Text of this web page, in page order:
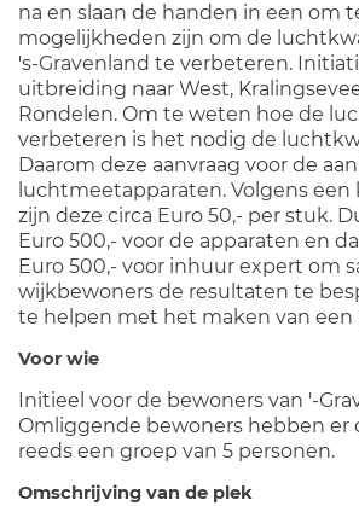
na en slaan de handen in een om
mogelijkheden zijn om de
's-Gravenland te verbeteren.
uitbreiding naar West,
Rondelen. Om te weten hoe de
verbeteren is het nodig de
Daarom deze aanvraag voor de
luchtmeetapparaten. Volgens een
zijn deze circa Euro 50,- per stuk.
Euro 500,- voor de apparaten en
Euro 500,- voor inhuur expert om
wijkbewoners de resultaten te
te helpen met het maken van een
Voor wie
Initieel voor de bewoners van '-
Omliggende bewoners hebben er
reeds een groep van 5 personen.
Omschrijving van de plek